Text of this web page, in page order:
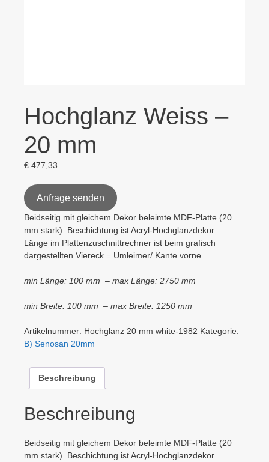
Hochglanz Weiss –
20 mm
€ 477,33
Anfrage senden
Beidseitig mit gleichem Dekor beleimte MDF-Platte (20
mm stark). Beschichtung ist Acryl-Hochglanzdekor.
Länge im Plattenzuschnittrechner ist beim grafisch
dargestellten Viereck = Umleimer/ Kante vorne.
min Länge: 100 mm – max Länge: 2750 mm
min Breite: 100 mm – max Breite: 1250 mm
Artikelnummer: Hochglanz 20 mm white-1982 Kategorie:
B) Senosan 20mm
Beschreibung
Beschreibung
Beidseitig mit gleichem Dekor beleimte MDF-Platte (20
mm stark). Beschichtung ist Acryl-Hochglanzdekor.